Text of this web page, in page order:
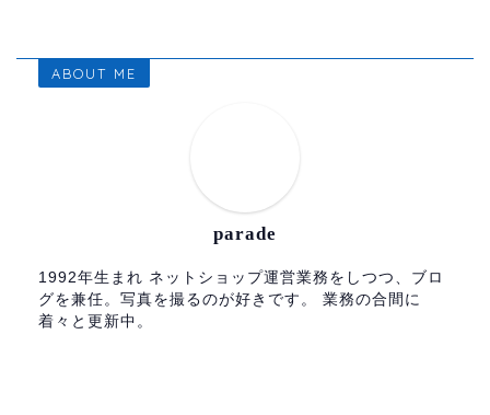
ABOUT ME
parade
1992年生まれ ネットショップ運営業務をしつつ、ブロ
グを兼任。写真を撮るのが好きです。 業務の合間に
着々と更新中。